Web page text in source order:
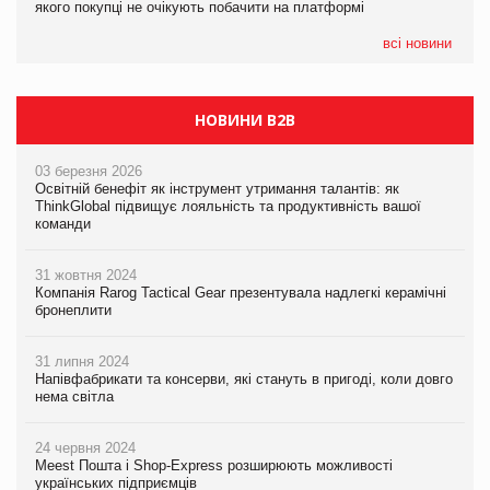
якого покупці не очікують побачити на платформі
всі новини
якого покупці не очікують побачити на платформі
НОВИНИ B2B
03 березня 2026
Освітній бенефіт як інструмент утримання талантів: як
ThinkGlobal підвищує лояльність та продуктивність вашої
команди
31 жовтня 2024
Компанія Rarog Tactical Gear презентувала надлегкі керамічні
бронеплити
31 липня 2024
Напівфабрикати та консерви, які стануть в пригоді, коли довго
нема світла
24 червня 2024
Meest Пошта і Shop-Express розширюють можливості
українських підприємців